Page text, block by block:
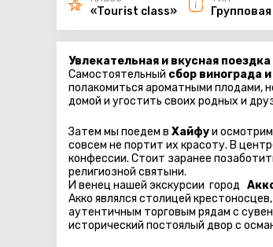
«Tourist class»
Увлекательная и вкусная
Самостоятельный сбор винограда
полакомиться ароматными плодами,
домой и угостить своих родных и
Затем мы поедем в Хайфуи
совсем не портит их красоту. В
конфессии. Стоит заранее
религиозной святыни.
И венец нашей экскурсии город
Акко являлся столицей
аутентичным торговым рядам с
исторический постоялый двор с